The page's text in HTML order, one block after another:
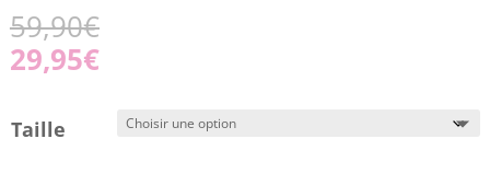
59,90€
29,95€
Taille